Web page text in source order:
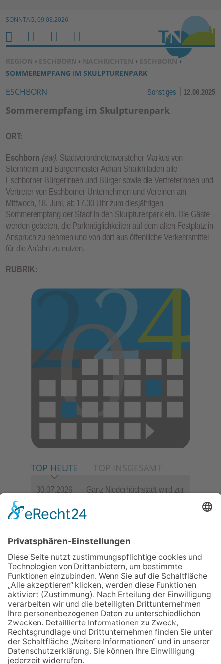
Zum Inhalt springen ↓
SONNTAG, 09.08.2026
SIE BEFINDEN SICH HIER:
REGION › ESCHBORN › NACHRICHTEN › ESCHBORN›
SOMMEREMPFANG IM SKULPTURENPARK
ESCHBORN Sonstiges 12.06.2025
Sommerempfang im Skulpturenpark
ORT:
Eschborn (ew). Stadtverordnetenvorsteher Markus von
Sternheim und Bürgermeister Adnan Shaikh laden alle
Eschborner Bürgerinnen und Bürger sowie die Vertreterinnen und
Vertreter von Eschborner Unternehmen und Vereinen am
Mittwoch, 18. Juni, ab 17.30 Uhr zum diesjährigen
Sommerempfang der Stadt in den Skulpturenpark ein. Die Gäste
werden gebeten, die Parkmöglichkeiten auf dem alten Festplatz in
Anspruch zu nehmen und von dort aus öffentliche Verkehrsmittel
für die Anfahrt zu nutzen.
RUBRIK:
TOP HEUTE TOP INSGESAMT
30.07.2026
Ganz Niederhöchstadt wird zur
06.08.2026
Jugendchor Hochtaunus
Programm „Changes“
Sommerabend: Der Rettershof
lädt wieder zum Weinfest ein
06.08.2026
Hisamoto und Tölke begeistern
mit Werken von Walter
Wachsmuth
09.07.2026
Wasserampel steht auf Gelb:
Stadt ruft zum Wassersparen
auf
H
O
M
E
M
E
N
U
S
U
C
N
B
E
N
Z
U
N
K
TI
O
N
E
N